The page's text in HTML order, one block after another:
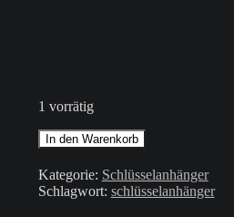
1 vorrätig
Schlüsselanhänger
/
Grün
/
Buchstabe
In den Warenkorb
Kategorie: Schlüsselanhänger
Schlagwort: schlüsselanhänger